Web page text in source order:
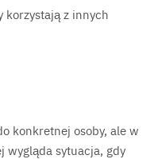
korzystają z innych
konkretnej osoby, ale w
wygląda sytuacja, gdy